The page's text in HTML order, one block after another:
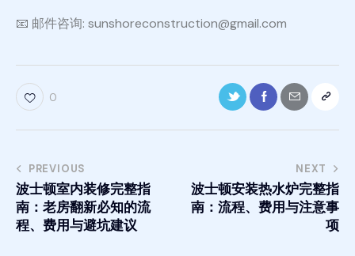
📧 邮件咨询: sunshoreconstruction@gmail.com
0
PREVIOUS
波士顿室内装修完整指
南：老房翻新必知的流
程、费用与避坑建议
NEXT
波士顿安装热水炉完整指
南：流程、费用与注意事
项